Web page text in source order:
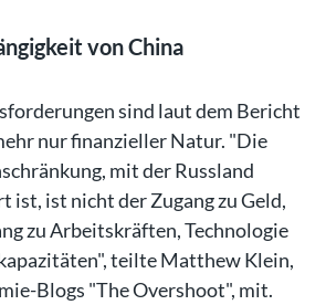
von China
sind laut dem Bericht
nur finanzieller Natur. "Die
mit der Russland
ist, ist nicht der Zugang zu Geld,
zu Arbeitskräften, Technologie
teilte Matthew Klein,
Blogs "The Overshoot", mit.